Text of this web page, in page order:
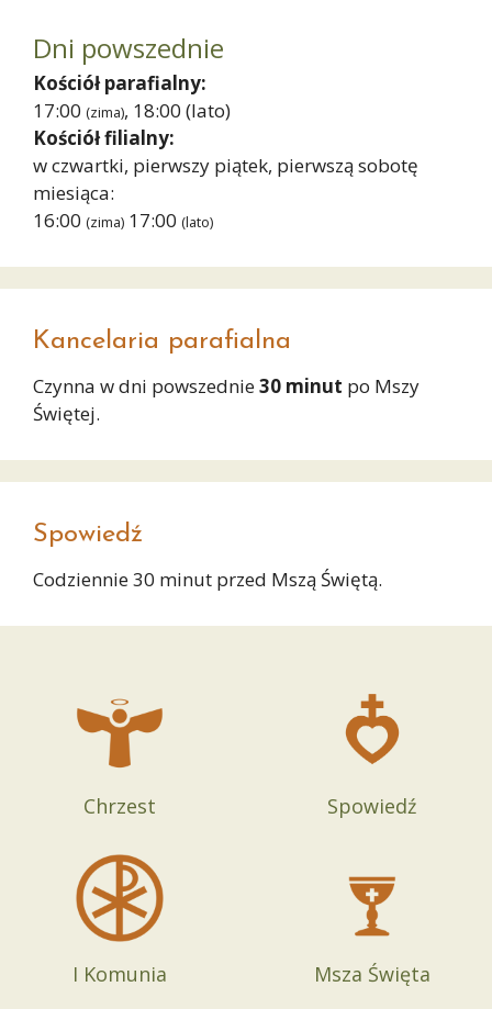
Dni powszednie
Kościół parafialny:
17:00 (zima), 18:00 (lato)
Kościół filialny:
w czwartki, pierwszy piątek, pierwszą sobotę
miesiąca:
16:00 (zima) 17:00 (lato)
Kancelaria parafialna
Czynna w dni powszednie30 minut po Mszy
Świętej.
Spowiedź
Codziennie 30 minut przed Mszą Świętą.
Chrzest Spowiedź
I Komunia Msza Święta